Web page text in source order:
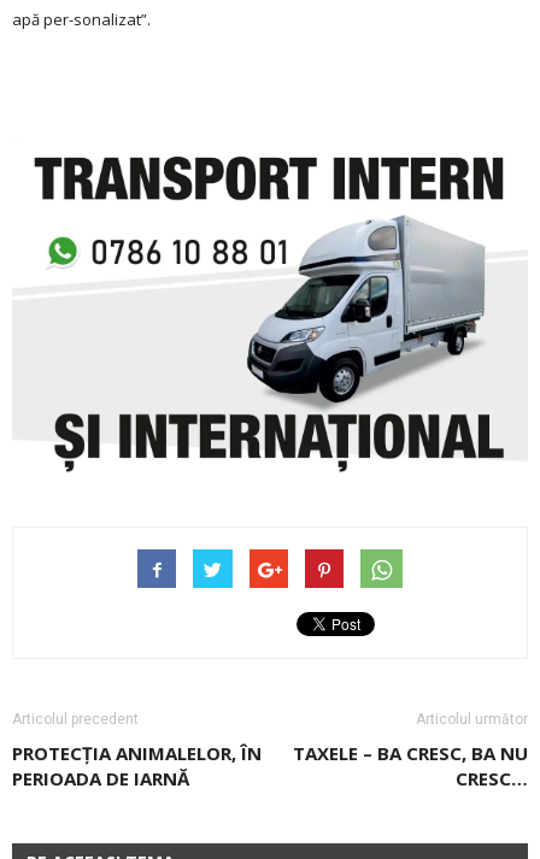
apă per-sonalizat”.
Articolul precedent
PROTECŢIA ANIMALELOR, ÎN
PERIOADA DE IARNĂ
Articolul următor
TAXELE – BA CRESC, BA NU
CRESC…